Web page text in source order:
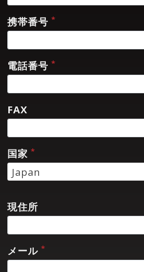
携帯番号 *
電話番号 *
FAX
国家 *
Japan
現住所
メール *